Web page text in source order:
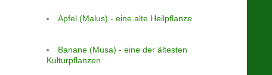
Apfel (Malus) - eine alte Heilpflanze
Banane (Musa) - eine der ältesten
Kulturpflanzen